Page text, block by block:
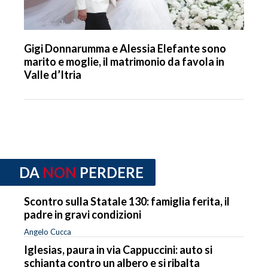
Gigi Donnarumma e Alessia Elefante sono
marito e moglie, il matrimonio da favola in
Valle d’Itria
DA NON PERDERE
Scontro sulla Statale 130: famiglia ferita, il
padre in gravi condizioni
Angelo Cucca
Iglesias, paura in via Cappuccini: auto si
schianta contro un albero e si ribalta